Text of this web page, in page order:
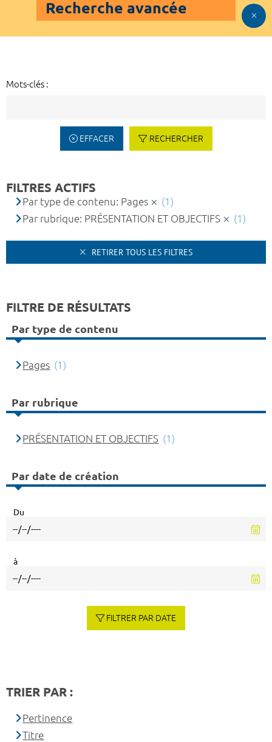
Recherche avancée
Mots-clés :
EFFACER RECHERCHER
FILTRES ACTIFS
Par type de contenu: Pages
(1)
Par rubrique: PRÉSENTATION ET OBJECTIFS
(1)
RETIRER TOUS LES FILTRES
FILTRE DE RÉSULTATS
Par type de contenu
Pages (1)
Par rubrique
PRÉSENTATION ET OBJECTIFS (1)
Par date de création
Du
à
FILTRER PAR DATE
TRIER PAR :
Pertinence
Titre